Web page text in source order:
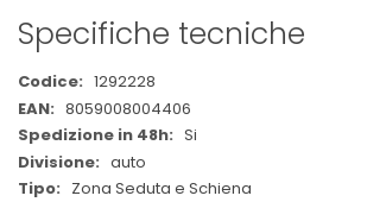
Specifiche tecniche
Maggiori
Informazioni
1292228
8059008004406
Si
auto
Zona Seduta e Schiena